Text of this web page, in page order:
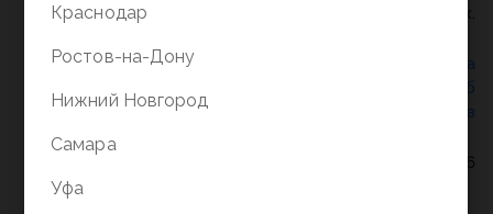
без перерыва и выходных.
Политика конфиденциальности
СОГЛАСИЕ на
Соглашение об
использовании cookie-файлов
© Планета книги, 1998-2026
Краснодар
Ростов-на-Дону
Нижний Новгород
Самара
Уфа